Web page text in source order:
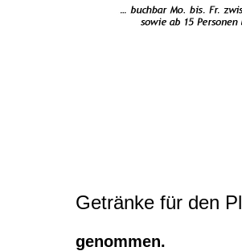
Getränke für den
genommen.